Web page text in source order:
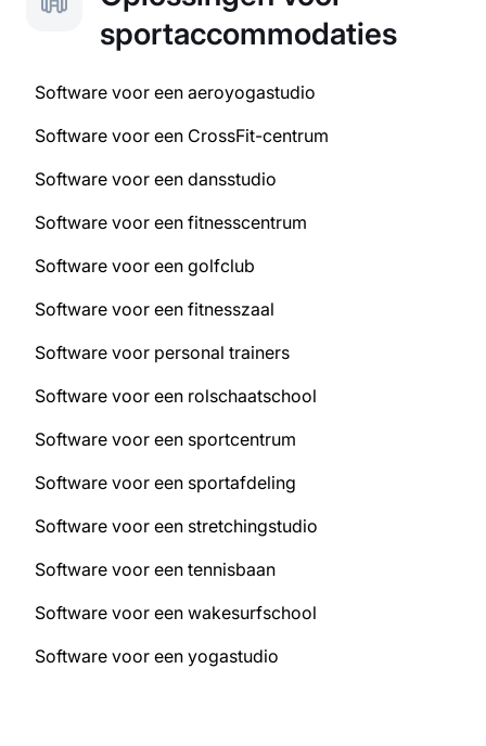
sportaccommodaties
Software voor een aeroyogastudio
Software voor een CrossFit-centrum
Software voor een dansstudio
Software voor een fitnesscentrum
Software voor een golfclub
Software voor een fitnesszaal
Software voor personal trainers
Software voor een rolschaatschool
Software voor een sportcentrum
Software voor een sportafdeling
Software voor een stretchingstudio
Software voor een tennisbaan
Software voor een wakesurfschool
Software voor een yogastudio